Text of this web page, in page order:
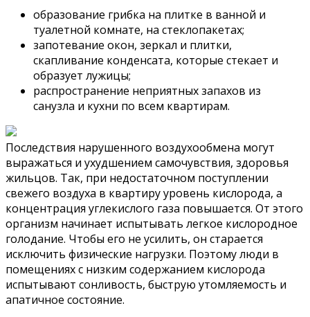
образование грибка на плитке в ванной и
туалетной комнате, на стеклопакетах;
запотевание окон, зеркал и плитки,
скапливание конденсата, которые стекает и
образует лужицы;
распространение неприятных запахов из
санузла и кухни по всем квартирам.
Последствия нарушенного воздухообмена могут
выражаться и ухудшением самочувствия, здоровья
жильцов. Так, при недостаточном поступлении
свежего воздуха в квартиру уровень кислорода, а
концентрация углекислого газа повышается. От этого
организм начинает испытывать легкое кислородное
голодание. Чтобы его не усилить, он старается
исключить физические нагрузки. Поэтому люди в
помещениях с низким содержанием кислорода
испытывают сонливость, быструю утомляемость и
апатичное состояние.